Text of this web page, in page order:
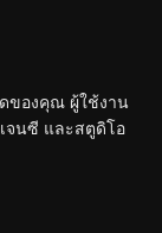
ของคุณ ผู้ใช้งาน
จนซี และสตูดิโอ